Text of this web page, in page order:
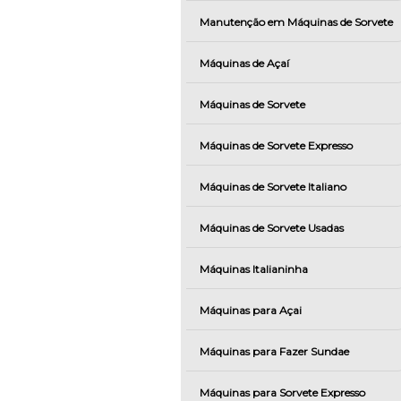
Manutenção em Máquinas de Sorvete
Máquinas de Açaí
Máquinas de Sorvete
Máquinas de Sorvete Expresso
Máquinas de Sorvete Italiano
Máquinas de Sorvete Usadas
Máquinas Italianinha
Máquinas para Açai
Máquinas para Fazer Sundae
Máquinas para Sorvete Expresso